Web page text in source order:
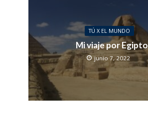
TÚ X EL MUNDO
Mi viaje por Egipto
junio 7, 2022